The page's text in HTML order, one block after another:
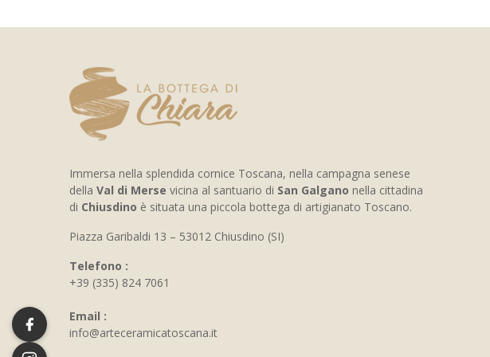
Immersa nella splendida cornice Toscana, nella campagna senese
della Val di Merse vicina al santuario di San Galgano nella cittadina
di Chiusdino è situata una piccola bottega di artigianato Toscano.
Piazza Garibaldi 13 – 53012 Chiusdino (SI)
Telefono :
+39 (335) 824 7061
Email :
info@arteceramicatoscana.it